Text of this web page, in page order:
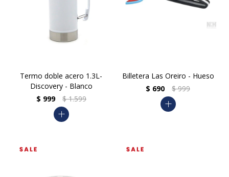
Termo doble acero 1.3L-
Discovery - Blanco
$ 999 $ 1.599
add
Billetera Las Oreiro - Hueso
$ 690 $ 999
add